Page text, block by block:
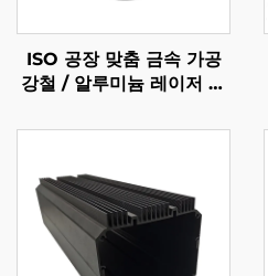
ISO 공장 맞춤 금속 가공
강철 / 알루미늄 레이저 절